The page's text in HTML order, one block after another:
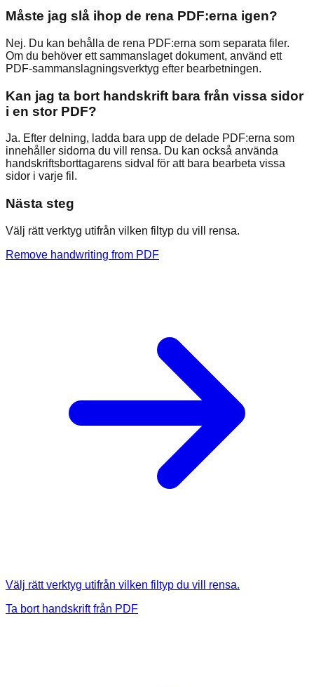
Måste jag slå ihop de rena PDF:erna igen?
Nej. Du kan behålla de rena PDF:erna som separata filer.
Om du behöver ett sammanslaget dokument, använd ett
PDF-sammanslagningsverktyg efter bearbetningen.
Kan jag ta bort handskrift bara från vissa sidor
i en stor PDF?
Ja. Efter delning, ladda bara upp de delade PDF:erna som
innehåller sidorna du vill rensa. Du kan också använda
handskriftsborttagarens sidval för att bara bearbeta vissa
sidor i varje fil.
Nästa steg
Välj rätt verktyg utifrån vilken filtyp du vill rensa.
Remove handwriting from PDF
Välj rätt verktyg utifrån vilken filtyp du vill rensa.
Ta bort handskrift från PDF